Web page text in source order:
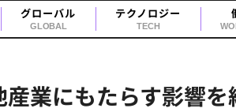
グローバル
GLOBAL
テクノロジー
TECH
産業にもたらす影響